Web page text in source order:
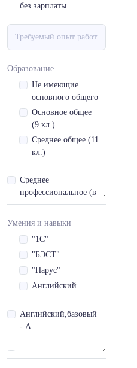
без зарплаты
Образование
Не имеющие
основного общего
Основное общее
(9 кл.)
Среднее общее (11
кл.)
Среднее
профессиональное (в
т.ч. начальное
Умения и навыки
"1С"
"БЭСТ"
"Парус"
Английский
Английский,базовый
- A
Английский,продвинутый